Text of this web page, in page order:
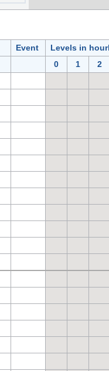
Event
Levels in
0
1
2